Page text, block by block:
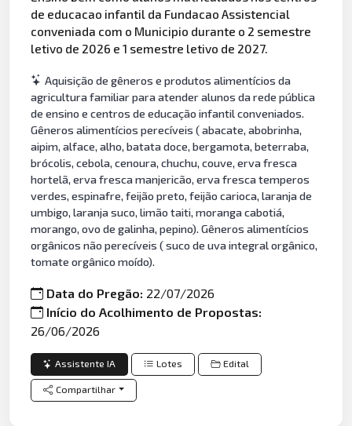
de educacao infantil da Fundacao Assistencial
conveniada com o Municipio durante o 2 semestre
letivo de 2026 e 1 semestre letivo de 2027.
Aquisição de gêneros e produtos alimentícios da
agricultura familiar para atender alunos da rede pública
de ensino e centros de educação infantil conveniados.
Gêneros alimentícios perecíveis ( abacate, abobrinha,
aipim, alface, alho, batata doce, bergamota, beterraba,
brócolis, cebola, cenoura, chuchu, couve, erva fresca
hortelã, erva fresca manjericão, erva fresca temperos
verdes, espinafre, feijão preto, feijão carioca, laranja de
umbigo, laranja suco, limão taiti, moranga cabotiá,
morango, ovo de galinha, pepino). Gêneros alimentícios
orgânicos não perecíveis ( suco de uva integral orgânico,
tomate orgânico moído).
Data do Pregão: 22/07/2026
Início do Acolhimento de Propostas:
26/06/2026
Assistente IA Lotes Edital
Compartilhar